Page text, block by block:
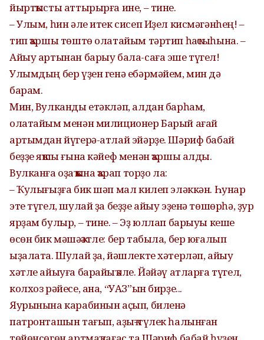
йыртҡысты аттырырға ине, – тине.
– Улым, һин әле итек сисеп Иҙел кисмәгәнһең! –
тип ҡаршы төштө олатайым тәртип һаҡсыһына. –
Айыу артынан барыу бала-саға эше түгел!
Улымдың бер үҙен генә ебәрмәйем, мин дә
барам.
Мин, Вулканды етәкләп, алдан барһам,
олатайым менән милиционер Барый ағай
артымдан йүгерә-атлай эйәрҙе. Шәриф бабай
беҙҙе яҡшы ғына кәйеф менән ҡаршы алды.
Вулканға оҙаҡ ҡына ҡарап торҙо ла:
– Ҡулығыҙға бик шәп мал килеп эләккән. Һунар
эте түгел, шулай ҙа беҙҙе айыу эҙенә төшөрһә, ҙур
ярҙам булыр, – тине. – Эҙ юллап барыуы кеше
өсөн бик мәшәҡәтле: бер табыла, бер юғалып
ыҙалата. Шулай ҙа, йәшлекте хәтерләп, айыу
хәтле айыуға барайыҡ әле. Йәйәү атларға түгел,
колхоз рәйесе, ана, “УАЗ”ын бирҙе...
Яурынына карабинын аҫып, биленә
патронташын тағып, аҙыҡ-түлек һалынған